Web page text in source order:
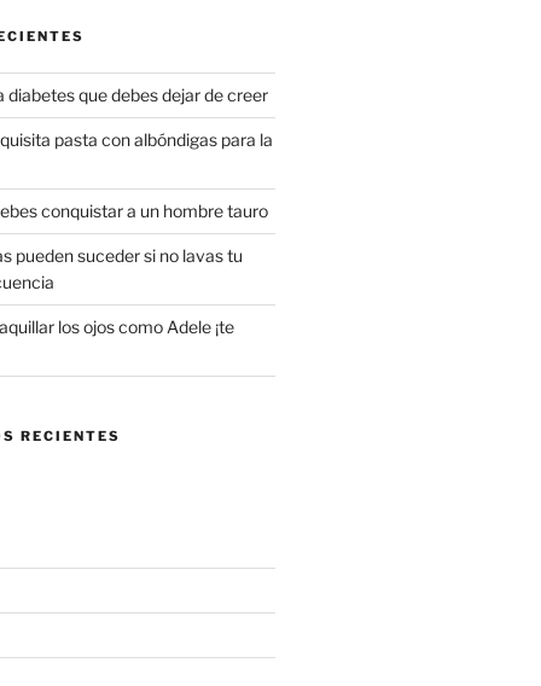
diabetes que debes dejar de creer
pasta con albóndigas para la
conquistar a un hombre tauro
pueden suceder si no lavas tu
los ojos como Adele ¡te
RECIENTES